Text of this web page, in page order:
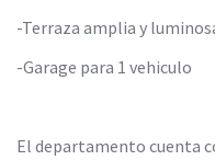
-Terraza amplia y
-Garage para 1 vehiculo
El departamento cuenta